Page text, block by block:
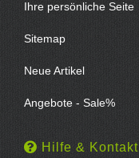
Ihre persönliche Seite
Sitemap
Neue Artikel
Angebote - Sale%
Hilfe & Kontakt